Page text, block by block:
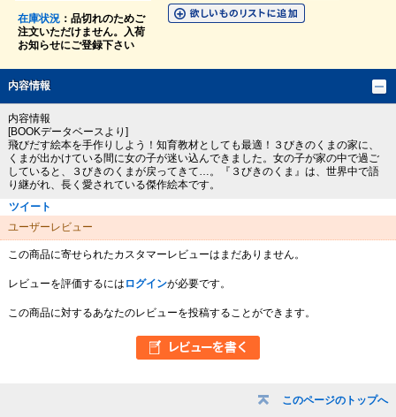
このページのトップへ
在庫状況：品切れのためご
注文いただけません。入荷
お知らせにご登録下さい
内容情報
内容情報
[BOOKデータベースより]
飛びだす絵本を手作りしよう！知育教材としても最適！３びきのくまの家に、
くまが出かけている間に女の子が迷い込んできました。女の子が家の中で過ご
していると、３びきのくまが戻ってきて…。『３びきのくま』は、世界中で語
り継がれ、長く愛されている傑作絵本です。
ツイート
ユーザーレビュー
この商品に寄せられたカスタマーレビューはまだありません。
レビューを評価するには ログインが必要です。
この商品に対するあなたのレビューを投稿することができます。